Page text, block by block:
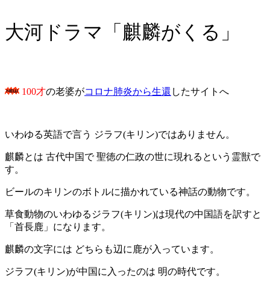
大河ドラマ「麒麟がくる」
100才の老婆がコロナ肺炎から生還 したサイトへ
いわゆる英語で言う ジラフ(キリン)ではありません。
麒麟とは 古代中国で 聖徳の仁政の世に現れるという霊獣で
す。
ビールのキリンのボトルに描かれている神話の動物です。
草食動物のいわゆるジラフ(キリン)は現代の中国語を訳すと
「首長鹿」になります。
麒麟の文字には どちらも辺に鹿が入っています。
ジラフ(キリン)が中国に入ったのは 明の時代です。